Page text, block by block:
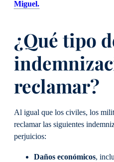
Miguel.
¿Qué tipo
reclamar?
Al igual que los civiles, los
reclamar las siguientes
perjuicios:
Daños económicos,